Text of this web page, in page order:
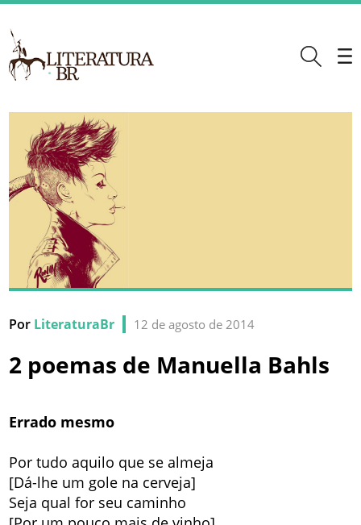
Por LiteraturaBr 12 de agosto de 2014
2 poemas de Manuella Bahls
Errado mesmo
Por tudo aquilo que se almeja
[Dá-lhe um gole na cerveja]
Seja qual for seu caminho